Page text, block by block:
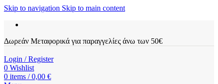
Skip to navigation Skip to main content
Δωρεάν Μεταφορικά για παραγγελίες άνω των 50€
Login / Register
0 Wishlist
0 items / 0,00 €